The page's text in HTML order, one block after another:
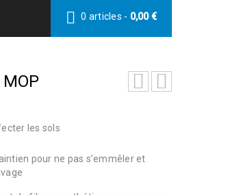
0 articles - 0,00€
MOP
les sols
pour ne pas s’emmêler et